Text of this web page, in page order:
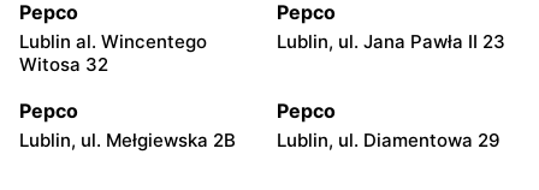
Pepco
Lublin al. Wincentego
Witosa 32
Pepco
Lublin, ul. Jana Pawła II 23
Pepco
Lublin, ul. Mełgiewska 2B
Pepco
Lublin, ul. Diamentowa 29